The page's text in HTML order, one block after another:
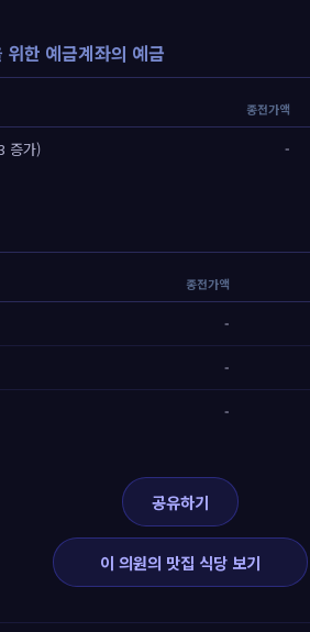
한 예금계좌의 예금
종전가액
증가) -
종전가액
-
-
-
공유하기
이 의원의 맛집 식당 보기